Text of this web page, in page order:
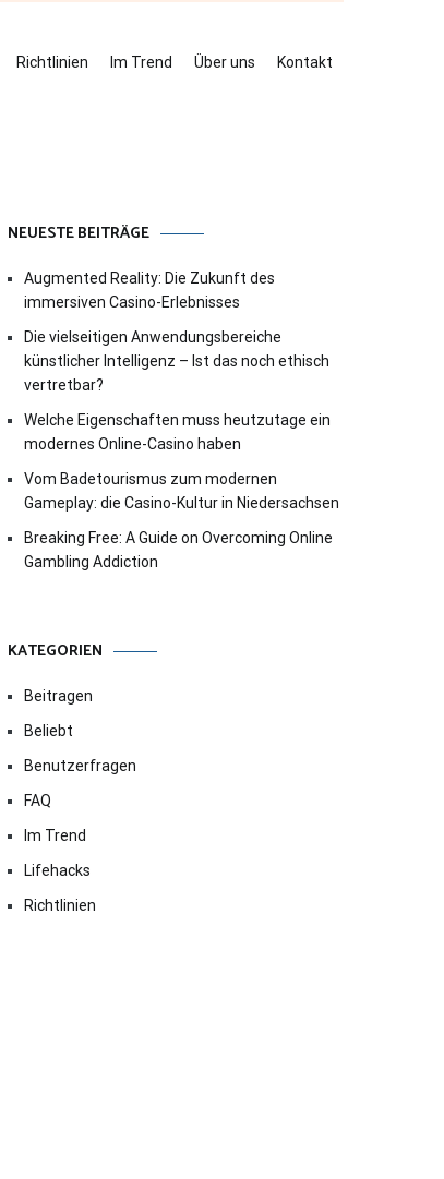
Richtlinien Im Trend Über uns Kontakt
NEUESTE BEITRÄGE
Augmented Reality: Die Zukunft des
immersiven Casino-Erlebnisses
Die vielseitigen Anwendungsbereiche
künstlicher Intelligenz – Ist das noch ethisch
vertretbar?
Welche Eigenschaften muss heutzutage ein
modernes Online-Casino haben
Vom Badetourismus zum modernen
Gameplay: die Casino-Kultur in Niedersachsen
Breaking Free: A Guide on Overcoming Online
Gambling Addiction
KATEGORIEN
Beitragen
Beliebt
Benutzerfragen
FAQ
Im Trend
Lifehacks
Richtlinien